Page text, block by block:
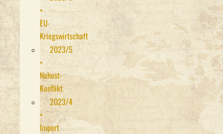
•
EU-
Kriegswirtschaft
2023/5
•
Nahost-
Konflikt
2023/4
•
Import